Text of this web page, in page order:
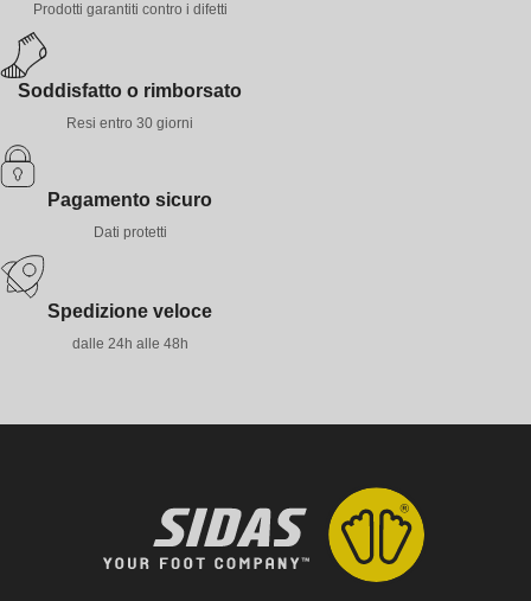
Prodotti garantiti contro i difetti
Soddisfatto o rimborsato
Resi entro 30 giorni
Pagamento sicuro
Dati protetti
Spedizione veloce
dalle 24h alle 48h